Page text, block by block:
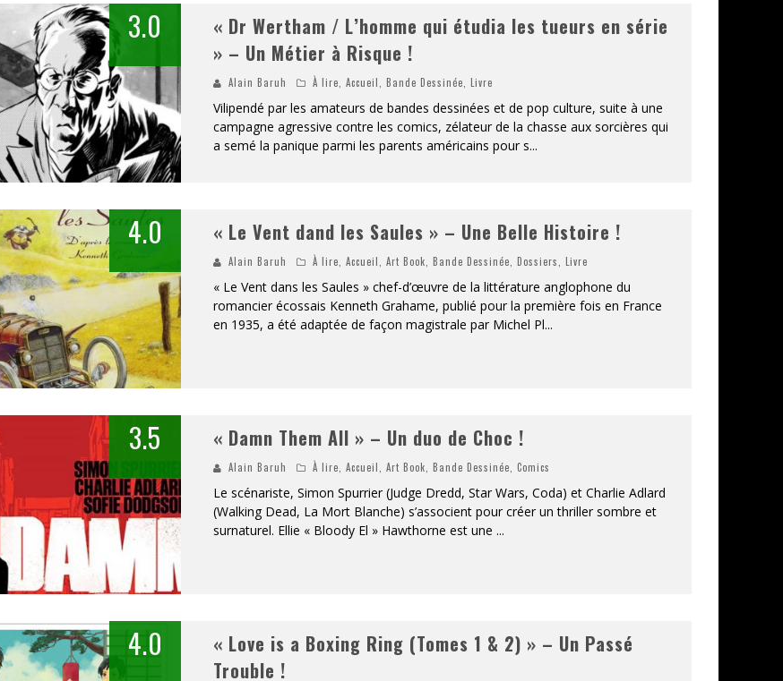
3.0
« Dr Wertham / L’homme qui étudia les tueurs en série
» – Un Métier à Risque !
Alain Baruh À lire ,Accueil ,Bande Dessinée ,Livre
Vilipendé par les amateurs de bandes dessinées et de pop culture, suite à une
campagne agressive contre les comics, zélateur de la chasse aux sorcières qui
a semé la panique parmi les parents américains pour s...
4.0 « Le Vent dand les Saules » – Une Belle Histoire !
Alain Baruh À lire ,Accueil ,Art Book ,Bande Dessinée ,Dossiers ,Livre
« Le Vent dans les Saules » chef-d’œuvre de la littérature anglophone du
romancier écossais Kenneth Grahame, publié pour la première fois en France
en 1935, a été adaptée de façon magistrale par Michel Pl...
3.5 « Damn Them All » – Un duo de Choc !
Alain Baruh À lire ,Accueil ,Art Book ,Bande Dessinée ,Comics
Le scénariste, Simon Spurrier (Judge Dredd, Star Wars, Coda) et Charlie Adlard
(Walking Dead, La Mort Blanche) s’associent pour créer un thriller sombre et
surnaturel. Ellie « Bloody El » Hawthorne est une ...
4.0
« Love is a Boxing Ring (Tomes 1 & 2) » – Un Passé
Trouble !